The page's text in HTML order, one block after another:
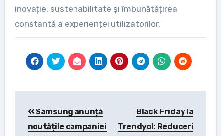
inovație, sustenabilitate și îmbunătățirea
constantă a experienței utilizatorilor.
navigation
Samsung anunță
noutățile campaniei
Black Friday la
Trendyol: Reduceri